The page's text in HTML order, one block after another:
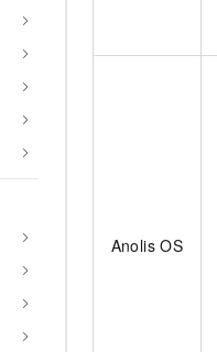
Anolis OS
Happy 系列大模型